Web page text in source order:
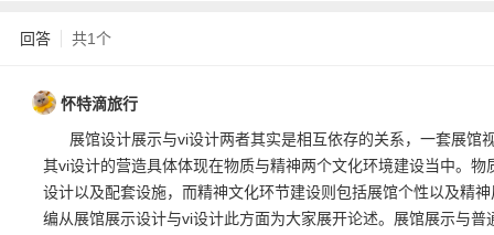
回答 共1个
怀特滴旅行
展馆设计展示与vi设计两者其实是相互依存的关系，一套展馆
其vi设计的营造具体体现在物质与精神两个文化环境建设当中。
设计以及配套设施，而精神文化环节建设则包括展馆个性以及精
编从展馆展示设计与vi设计此方面为大家展开论述。展馆展示与